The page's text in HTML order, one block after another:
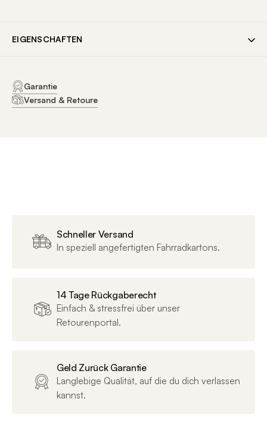
EIGENSCHAFTEN
ALLGEMEINE DATEN
SKU
GEWICHT & ABMESSUNGEN
Breite 180,00
Garantie
Versand & Retoure
Schneller Versand
In speziell angefertigten Fahrradkartons.
14 Tage Rückgaberecht
Einfach & stressfrei über unser
Retourenportal.
Geld Zurück Garantie
Langlebige Qualität, auf die du dich verlassen
kannst.